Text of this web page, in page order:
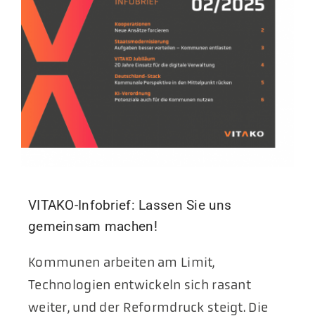
VITAKO-Infobrief: Lassen Sie uns
gemeinsam machen!
Kommunen arbeiten am Limit,
Technologien entwickeln sich rasant
weiter, und der Reformdruck steigt. Die